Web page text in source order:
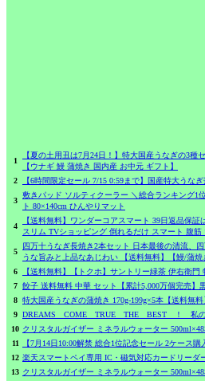
1
【夏の土用丑は7月24日！】特大国産うなぎの3
【ウナギ 鰻 蒲焼き 国内産 お中元 ギフト】
2
【6時間限定セール 7/15 0:59まで】国産特大うな
3
敷きパッド ソルティクーラー ＼総合ランキング1
ト 80×140cm ひんやりマット
4
【送料無料】ワンダーコアスマート 39日返品保
スリム TVショッピング 倒れるだけ スマート 腹
5
四万十うなぎ長焼き2本セット 日本最後の清流、
うな旨みと上品なあじわい 【送料無料】【鰻/蒲
6
【送料無料】【トクホ】サントリー緑茶 伊右衛門
7 餃子 送料無料 中華 セット【累計5,000万個完売】
8 特大国産うなぎの蒲焼き 170g-199g×5本【送料無
9 DREAMS COME TRUE THE BEST ！ 私の
10 クリスタルガイザー ミネラルウォーター
11
【7月14日10:00解禁 総合1位記念セール 2ケース
12 楽天スマートペイ専用 IC・磁気対応カードリーダ
13 クリスタルガイザー ミネラルウォーター